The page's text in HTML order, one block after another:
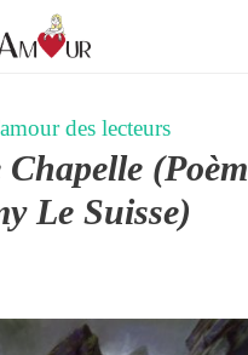
des lecteurs
Chapelle
Le Suisse)